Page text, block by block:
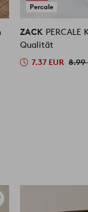
Percale
ZACK PERCALE
Qualität
7.37 EUR 8.99